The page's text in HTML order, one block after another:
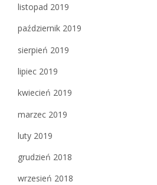
listopad 2019
październik 2019
sierpień 2019
lipiec 2019
kwiecień 2019
marzec 2019
luty 2019
grudzień 2018
wrzesień 2018